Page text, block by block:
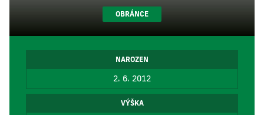
OBRÁNCE
NAROZEN
2. 6. 2012
VÝŠKA